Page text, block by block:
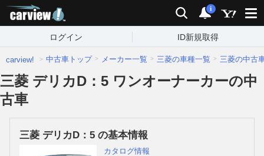
検索 通知
i
ログイン ID新規取得
carview! 中古車トップ メーカー一覧 三菱の車種一覧 三菱の中古
三菱 デリカD：5 ワンオーナーカーの中
古車
三菱 デリカD：5 の基本情報
カタログ情報